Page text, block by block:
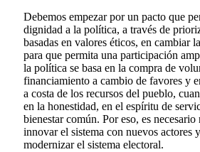
Debemos empezar por un pacto que
dignidad a la política, a través de
basadas en valores éticos, en cambiar
para que permita una participación
la política se basa en la compra de
financiamiento a cambio de favores y
a costa de los recursos del pueblo,
en la honestidad, en el espíritu de
bienestar común. Por eso, es
innovar el sistema con nuevos actores
modernizar el sistema electoral.